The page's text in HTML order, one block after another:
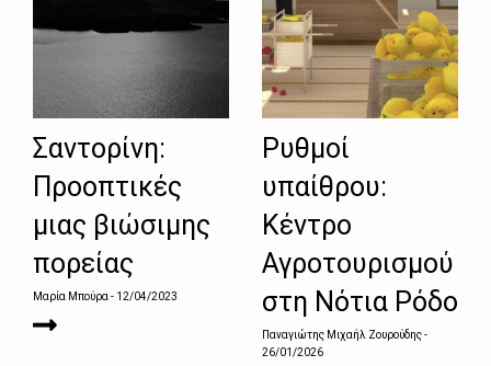
Σαντορίνη:
Προοπτικές
μιας βιώσιμης
πορείας
Μαρία Μπούρα- 12/04/2023
Ρυθμοί
υπαίθρου:
Κέντρο
Αγροτουρισμού
στη Νότια Ρόδο
Παναγιώτης Μιχαήλ Ζουρούδης-
26/01/2026